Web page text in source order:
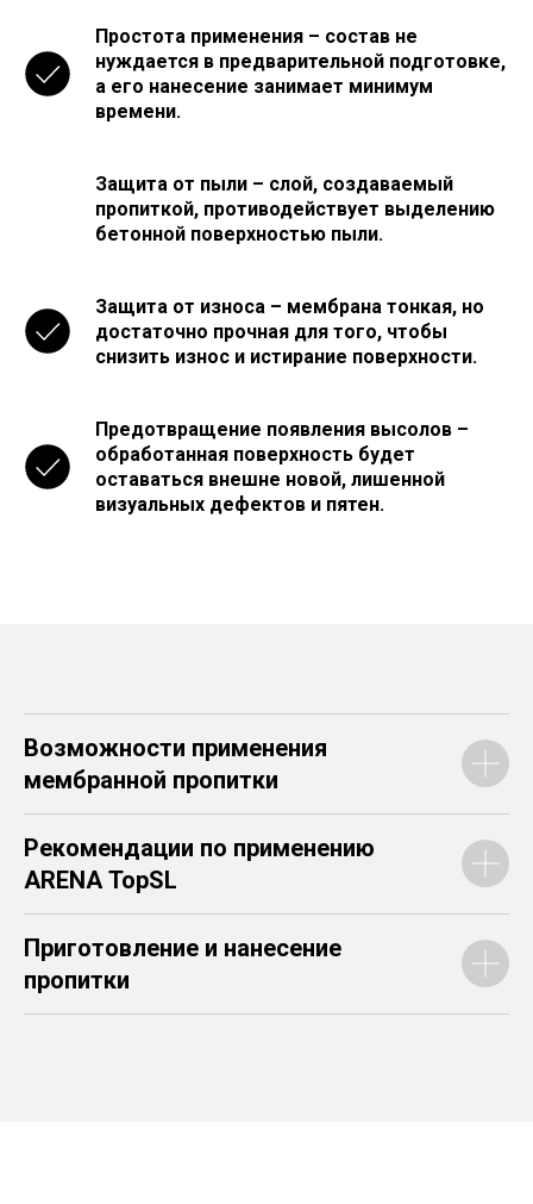
Простота применения – состав не
нуждается в предварительной подготовке,
а его нанесение занимает минимум
времени.
Защита от пыли – слой, создаваемый
пропиткой, противодействует выделению
бетонной поверхностью пыли.
Защита от износа – мембрана тонкая, но
достаточно прочная для того, чтобы
снизить износ и истирание поверхности.
Предотвращение появления высолов –
обработанная поверхность будет
оставаться внешне новой, лишенной
визуальных дефектов и пятен.
Возможности применения
мембранной пропитки
Рекомендации по применению
ARENA TopSL
Приготовление и нанесение
пропитки